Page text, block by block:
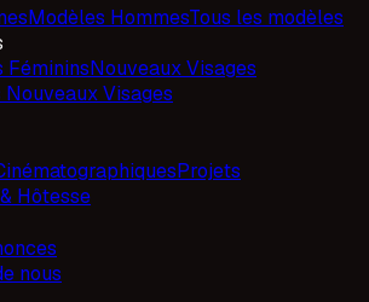
Modèles HommesTous les modèles
FémininsNouveaux Visages
Nouveaux Visages
Projets
Hôtesse
nous